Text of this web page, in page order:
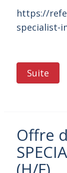
https://
specialist-
Suite
Offre